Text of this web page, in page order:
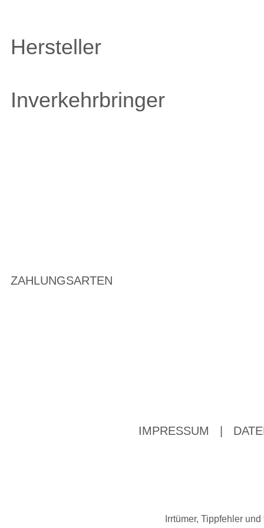
Hersteller
Inverkehrbringer
ZAHLUNGSARTEN
IMPRESSUM
Irrtümer, Tippfehler